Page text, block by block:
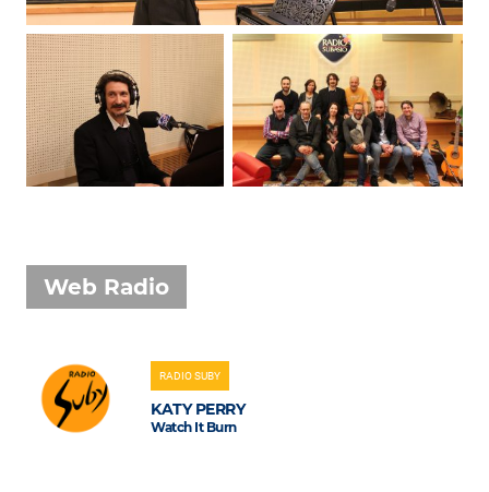
Eventi
Web Radio
RADIO SUBY
KATY PERRY
Watch It Burn